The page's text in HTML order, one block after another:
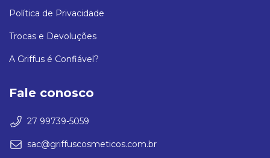
Política de Privacidade
Trocas e Devoluções
A Griffus é Confiável?
Fale conosco
27 99739-5059
sac@griffuscosmeticos.com.br